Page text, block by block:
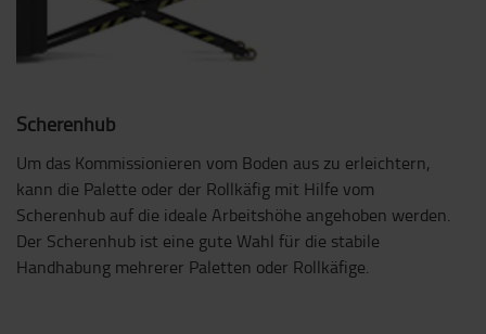
Scherenhub
Um das Kommissionieren vom Boden aus zu erleichtern,
kann die Palette oder der Rollkäfig mit Hilfe vom
Scherenhub auf die ideale Arbeitshöhe angehoben werden.
Der Scherenhub ist eine gute Wahl für die stabile
Handhabung mehrerer Paletten oder Rollkäfige.